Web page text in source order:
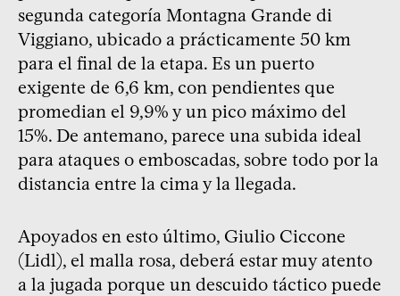
segunda categoría Montagna Grande di
Viggiano, ubicado a prácticamente 50 km
para el final de la etapa. Es un puerto
exigente de 6,6 km, con pendientes que
promedian el 9,9% y un pico máximo del
15%. De antemano, parece una subida ideal
para ataques o emboscadas, sobre todo por la
distancia entre la cima y la llegada.
Apoyados en esto último, Giulio Ciccone
(Lidl), el malla rosa, deberá estar muy atento
a la jugada porque un descuido táctico puede